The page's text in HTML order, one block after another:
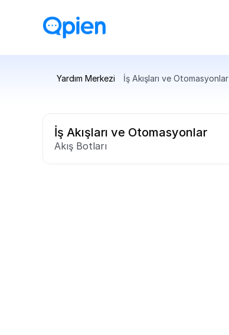
Yardım Merkezi İş Akışları ve Otomasyonlar
İş Akışları ve Otomasyonlar
Akış Botları